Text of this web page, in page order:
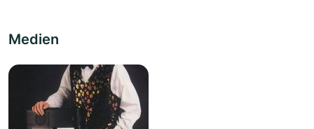
Medien